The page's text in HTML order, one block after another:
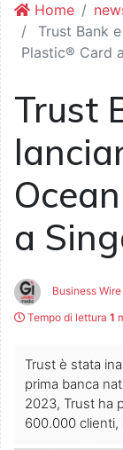
Home
Trust Bank
Plastic® Card
Trust
a
Business Wire
Tempo di lettura 1
Trust è stata
prima banca
2023, Trust ha
600.000 clienti,